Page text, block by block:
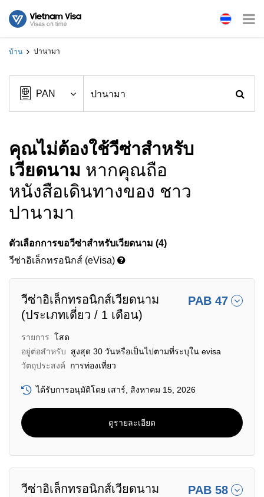
บ้าน ปานามา
คุณไม่ต้องใช้วีซ่าสำหรับ
เวียดนาม หากคุณถือ
หนังสือเดินทางของ ชาว
ปานามา
ตัวเลือกการขอวีซ่าสำหรับเวียดนาม (4)
วีซ่าอิเล็กทรอนิกส์ (eVisa)
วีซ่าอิเล็กทรอนิกส์เวียดนาม
(ประเภทเดี่ยว / 1 เดือน)
PAB 47
รายการ โสด
อยู่ต่อสำหรับ
สูงสุด 30 วันหรือเป็นไปตามที่ระบุใน evisa
วัตถุประสงค์ การท่องเที่ยว
ได้รับการอนุมัติโดย เสาร์, สิงหาคม 15, 2026
ดูรายละเอียด
วีซ่าอิเล็กทรอนิกส์เวียดนาม
PAB 58